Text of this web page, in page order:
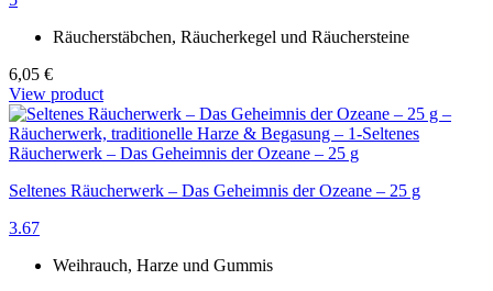
Räucherstäbchen, Räucherkegel und Räuchersteine
6,05 €
View product
Seltenes Räucherwerk – Das Geheimnis der Ozeane – 25 g
3.67
Weihrauch, Harze und Gummis